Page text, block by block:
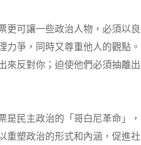
更可讓一些政治人物，必須以良
力爭，同時又尊重他人的觀點。
來反對你；迫使他們必須抽離出
民主政治的「哥白尼革命」，
重塑政治的形式和內涵，促進社